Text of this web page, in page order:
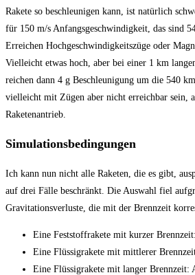
Rakete so beschleunigen kann, ist natürlich
für 150 m/s Anfangsgeschwindigkeit, das sind
Erreichen Hochgeschwindigkeitszüge oder
Vielleicht etwas hoch, aber bei einer 1 km
reichen dann 4 g Beschleunigung um die 540
vielleicht mit Zügen aber nicht erreichbar sein,
Raketenantrieb.
Simulationsbedingungen
Ich kann nun nicht alle Raketen, die es gibt,
auf drei Fälle beschränkt. Die Auswahl fiel
Gravitationsverluste, die mit der Brennzeit
Eine Feststoffrakete mit kurzer
Eine Flüssigrakete mit mittlerer
Eine Flüssigrakete mit langer Brennzeit: